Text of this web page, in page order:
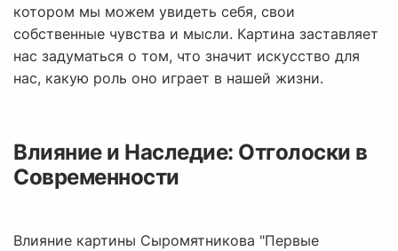
котором мы можем увидеть себя, свои
собственные чувства и мысли. Картина заставляет
нас задуматься о том, что значит искусство для
нас, какую роль оно играет в нашей жизни.
Влияние и Наследие: Отголоски в
Современности
Влияние картины Сыромятникова "Первые